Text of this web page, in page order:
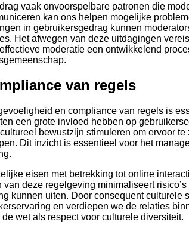
vaak onvoorspelbare patronen die
kan ons helpen mogelijke
in gebruikersgedrag kunnen
Het afwegen van deze uitdagingen
moderatie een ontwikkelend
van regels
en compliance van regels is
een grote invloed hebben op
bewustzijn stimuleren om ervoor
Dit inzicht is essentieel voor het
eisen met betrekking tot online
deze regelgeving minimaliseert
kunnen uiten. Door consequent culturele
en verdiepen we de relaties
wet als respect voor culturele diversiteit.